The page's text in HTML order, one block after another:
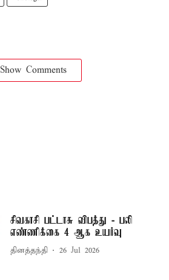
Show Comments
சிவகாசி பட்டாசு விபத்து - பலி
எண்ணிக்கை 4 ஆக உயர்வு
தினத்தந்தி 26 Jul 2026